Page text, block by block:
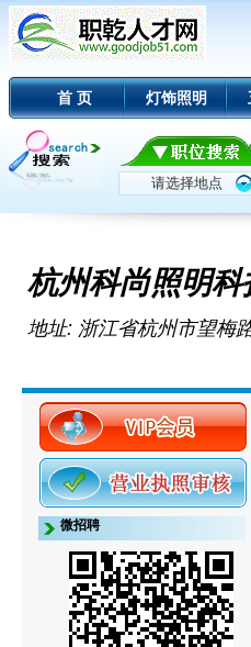
首 页 灯饰照明
杭州科尚照明
地址: 浙江省杭州市望梅
微招聘